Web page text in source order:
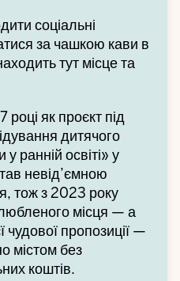
соціальні
за чашкою кави в
тут місце та
як проєкт під
дитячого
ранній освіті» у
невід’ємною
тож з 2023 року
місця — а
чудової пропозиції —
містом без
коштів.